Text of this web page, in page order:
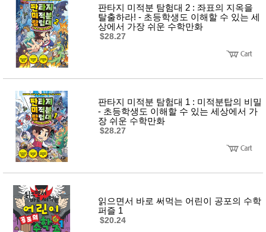
판타지 미적분 탐험대 2 : 좌표의 지옥을
탈출하라! - 초등학생도 이해할 수 있는 세
상에서 가장 쉬운 수학만화
$28.27
판타지 미적분 탐험대 1 : 미적분탑의 비밀
- 초등학생도 이해할 수 있는 세상에서 가
장 쉬운 수학만화
$28.27
읽으면서 바로 써먹는 어린이 공포의 수학
퍼즐 1
$20.24